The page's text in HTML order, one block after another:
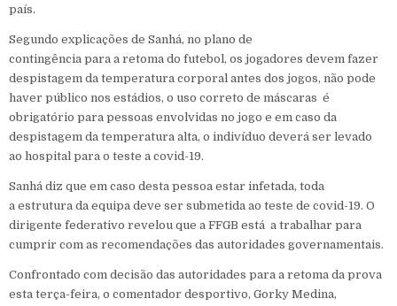
país.
Segundo explicações de Sanhá, no plano de
contingência para a retoma do futebol, os jogadores devem fazer
despistagem da temperatura corporal antes dos jogos, não pode
haver público nos estádios, o uso correto de máscaras é
obrigatório para pessoas envolvidas no jogo e em caso da
despistagem da temperatura alta, o indivíduo deverá ser levado
ao hospital para o teste a covid-19.
Sanhá diz que em caso desta pessoa estar infetada, toda
a estrutura da equipa deve ser submetida ao teste de covid-19. O
dirigente federativo revelou que a FFGB está a trabalhar para
cumprir com as recomendações das autoridades governamentais.
Confrontado com decisão das autoridades para a retoma da prova
esta terça-feira, o comentador desportivo, Gorky Medina,